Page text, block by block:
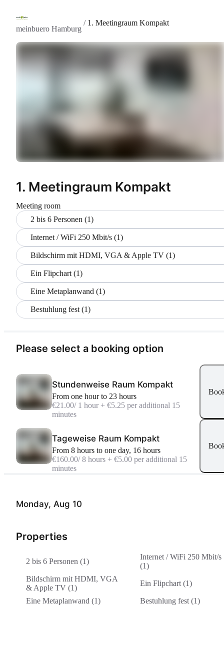
meinbuero Hamburg
/ 1. Meetingraum Kompakt
1. Meetingraum Kompakt
Meeting room
2 bis 6 Personen (1)
Internet / WiFi 250 Mbit/s (1)
Bildschirm mit HDMI, VGA & Apple TV (1)
Ein Flipchart (1)
Eine Metaplanwand (1)
Bestuhlung fest (1)
Monday, Aug 10
Properties
2 bis 6 Personen (1)
Internet / WiFi 250 Mbit/s
(1)
Bildschirm mit HDMI, VGA
& Apple TV (1)
Ein Flipchart (1)
Eine Metaplanwand (1) Bestuhlung fest (1)
Please select a booking option
Stundenweise Raum Kompakt
From one hour to 23 hours
€21.00/ 1 hour + €5.25 per additional 15
minutes
Tageweise Raum Kompakt
From 8 hours to one day, 16 hours
€160.00/ 8 hours + €5.00 per additional 15
minutes